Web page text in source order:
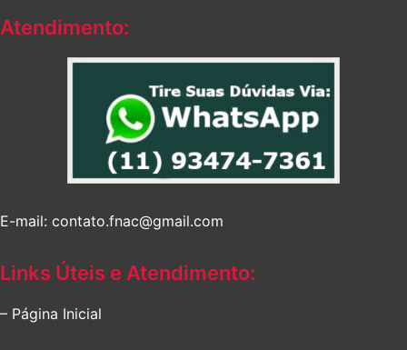
Atendimento:
E-mail: contato.fnac@gmail.com
Links Úteis e Atendimento:
– Página Inicial